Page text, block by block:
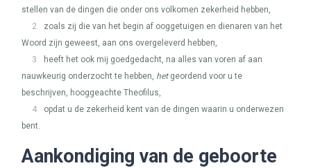
stellen van de dingen die onder ons volkomen zekerheid hebben,
2
zoals zij die van het begin af ooggetuigen en dienaren van het
Woord zijn geweest, aan ons overgeleverd hebben,
3
heeft het ook mij goedgedacht, na alles van voren af aan
nauwkeurig onderzocht te hebben, hetgeordend voor u te
beschrijven, hooggeachte Theofilus,
4
opdat u de zekerheid kent van de dingen waarin u onderwezen
bent.
Aankondiging van de geboorte